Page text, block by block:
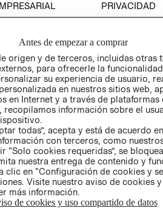
PRIVACIDAD
AVISO DE
LIBRO DE
Antes de empezar a comprar
origen y de terceros, incluidas otras
para ofrecerle la
su experiencia de usuario,
en nuestros sitios web,
en Internet y a través de plataformas
recopilamos información sobre el
todas”, acepta y está de acuerdo
con terceros, como
“Solo cookies requeridas”, se
nuestra entrega de contenido y
clic en “Configuración de cookies y
Visite nuestro aviso de cookies
más información.
de cookies y uso compartido de datos